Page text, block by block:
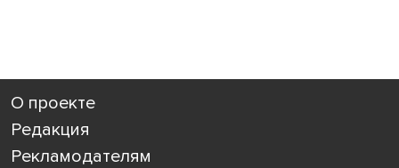
О проекте
Редакция
Рекламодателям